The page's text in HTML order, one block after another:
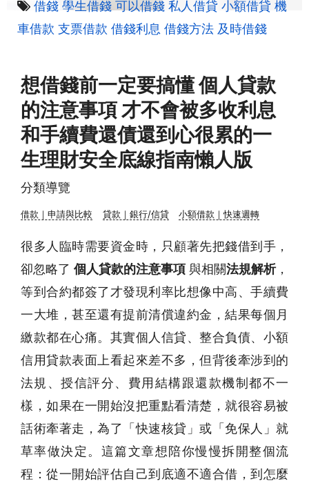
借錢 學生借錢 可以借錢 私人借貸 小額借貸 機
車借款 支票借款 借錢利息 借錢方法 及時借錢
想借錢前一定要搞懂 個人貸款
的注意事項 才不會被多收利息
和手續費還債還到心很累的一
生理財安全底線指南懶人版
分類導覽
借款｜申請與比較 貸款｜銀行/信貸 小額借款｜快速週轉
很多人臨時需要資金時，只顧著先把錢借到手，
卻忽略了 個人貸款的注意事項 與相關法規解析，
等到合約都簽了才發現利率比想像中高、手續費
一大堆，甚至還有提前清償違約金，結果每個月
繳款都在心痛。其實個人信貸、整合負債、小額
信用貸款表面上看起來差不多，但背後牽涉到的
法規、授信評分、費用結構跟還款機制都不一
樣，如果在一開始沒把重點看清楚，就很容易被
話術牽著走，為了「快速核貸」或「免保人」就
草率做決定。這篇文章想陪你慢慢拆開整個流
程：從一開始評估自己到底適不適合借，到怎麼